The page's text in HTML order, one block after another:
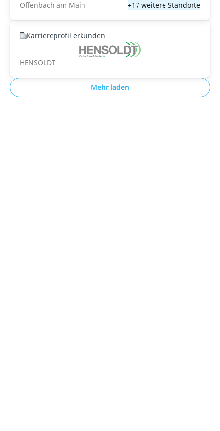
Offenbach am Main
+17 weitere Standorte
Karriereprofil erkunden
HENSOLDT
Mehr laden